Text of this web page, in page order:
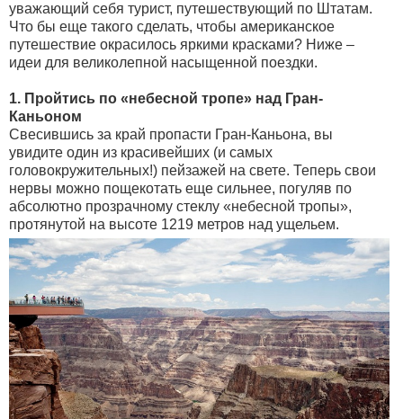
уважающий себя турист, путешествующий по Штатам.
Что бы еще такого сделать, чтобы американское
путешествие окрасилось яркими красками? Ниже –
идеи для великолепной насыщенной поездки.
1. Пройтись по «небесной тропе» над Гран-
Каньоном
Свесившись за край пропасти Гран-Каньона, вы
увидите один из красивейших (и самых
головокружительных!) пейзажей на свете. Теперь свои
нервы можно пощекотать еще сильнее, погуляв по
абсолютно прозрачному стеклу «небесной тропы»,
протянутой на высоте 1219 метров над ущельем.